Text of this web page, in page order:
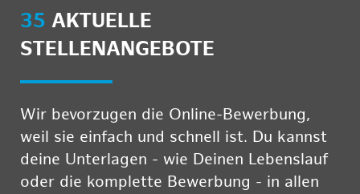
35 AKTUELLE
STELLENANGEBOTE
Wir bevorzugen die Online-Bewerbung,
weil sie einfach und schnell ist. Du kannst
deine Unterlagen - wie Deinen Lebenslauf
oder die komplette Bewerbung - in allen